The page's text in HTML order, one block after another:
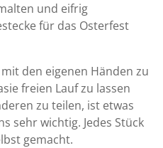
und eifrig
für das Osterfest
den eigenen Händen zu
freien Lauf zu lassen
zu teilen, ist etwas
sehr wichtig. Jedes Stück
gemacht.